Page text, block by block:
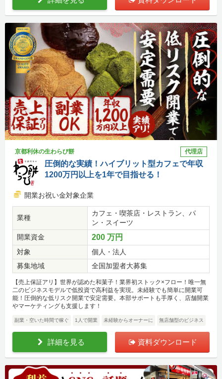
京都利休の生わらび餅 代理店
圧倒的な実績！ハイブリット型カフェで年収
1200万円以上を1年で目指せる！
開業お祝い金対象企業
業種
カフェ・喫茶店・レストラン、パ
ン・スイーツ
開業資金
200 万円
対象
個人・法人
募集地域
全国加盟者大募集
【売上保証アリ】世界が認めた和菓子！業界初ストック×フロー！唯一無
二のビジネスモデルで低投資で高利益を実現。未経験でも簡単に開業可
能！圧倒的な低リスク開業で安定需要。本部サポートも手厚く、店舗開業
やマーケティングも支援します！
副業・空いた時間で稼ぐ 1人で開業 未経験からオーナーに 無店舗型のビジネス
詳細を見る 資料ダウンロード